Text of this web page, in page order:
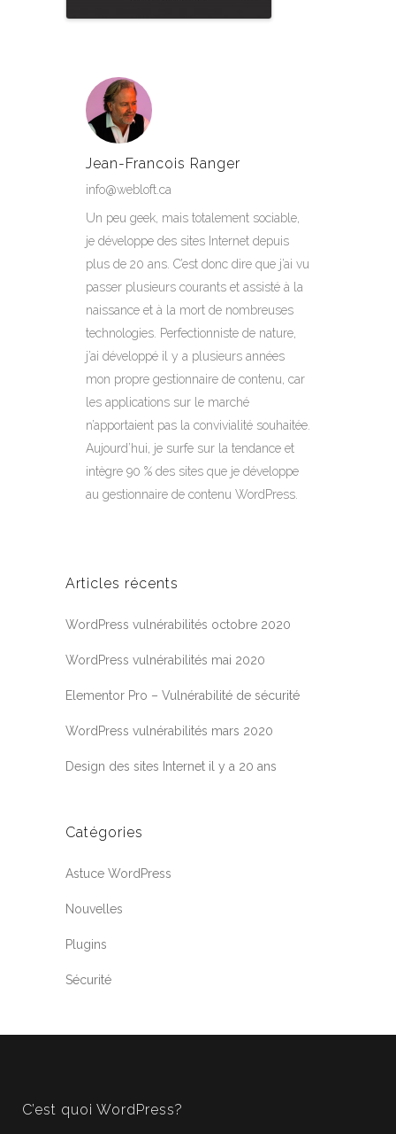
Jean-Francois Ranger
info@webloft.ca
Un peu geek, mais totalement sociable,
je développe des sites Internet depuis
plus de 20 ans. C’est donc dire que j’ai vu
passer plusieurs courants et assisté à la
naissance et à la mort de nombreuses
technologies. Perfectionniste de nature,
j’ai développé il y a plusieurs années
mon propre gestionnaire de contenu, car
les applications sur le marché
n’apportaient pas la convivialité souhaitée.
Aujourd’hui, je surfe sur la tendance et
intègre 90 % des sites que je développe
au gestionnaire de contenu WordPress.
Articles récents
WordPress vulnérabilités octobre 2020
WordPress vulnérabilités mai 2020
Elementor Pro – Vulnérabilité de sécurité
WordPress vulnérabilités mars 2020
Design des sites Internet il y a 20 ans
Catégories
Astuce WordPress
Nouvelles
Plugins
Sécurité
C’est quoi WordPress?